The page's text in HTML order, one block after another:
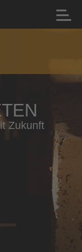
Zertifikat